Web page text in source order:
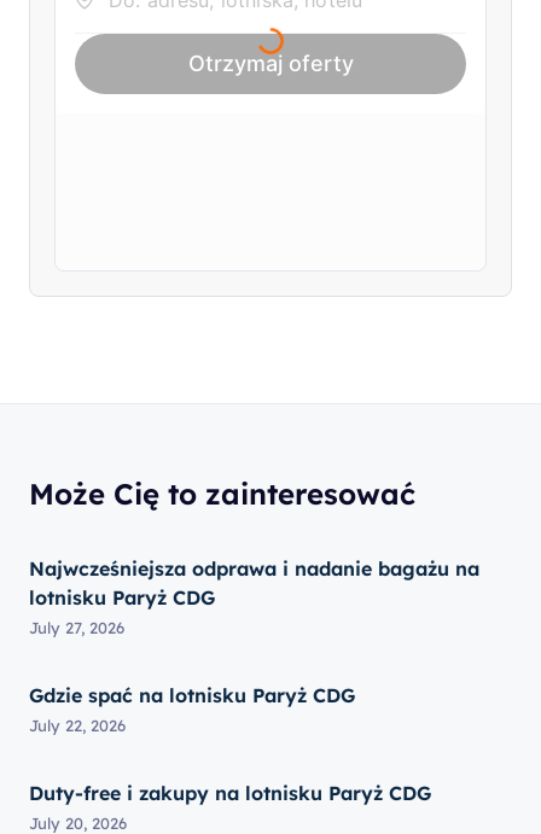
Może Cię to zainteresować
Najwcześniejsza odprawa i nadanie bagażu na
lotnisku Paryż CDG
July 27, 2026
Gdzie spać na lotnisku Paryż CDG
July 22, 2026
Duty-free i zakupy na lotnisku Paryż CDG
July 20, 2026